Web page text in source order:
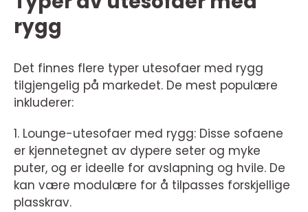
rygg
Det finnes flere typer utesofaer med rygg
tilgjengelig på markedet. De mest populære
inkluderer:
1. Lounge-utesofaer med rygg: Disse sofaene
er kjennetegnet av dypere seter og myke
puter, og er ideelle for avslapning og hvile. De
kan være modulære for å tilpasses forskjellige
plasskrav.